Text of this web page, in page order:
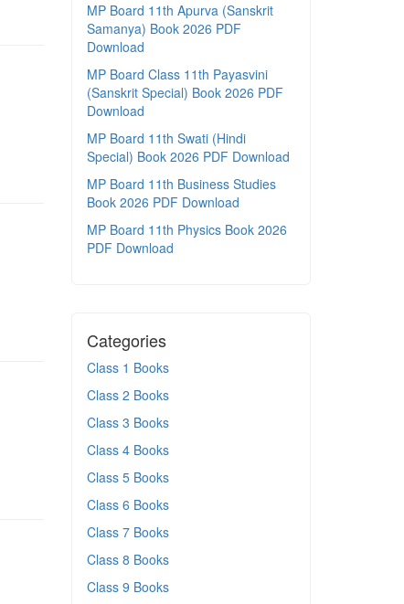
MP Board 11th Apurva (Sanskrit
Samanya) Book 2026 PDF
Download
MP Board Class 11th Payasvini
(Sanskrit Special) Book 2026 PDF
Download
MP Board 11th Swati (Hindi
Special) Book 2026 PDF Download
MP Board 11th Business Studies
Book 2026 PDF Download
MP Board 11th Physics Book 2026
PDF Download
Categories
Class 1 Books
Class 2 Books
Class 3 Books
Class 4 Books
Class 5 Books
Class 6 Books
Class 7 Books
Class 8 Books
Class 9 Books